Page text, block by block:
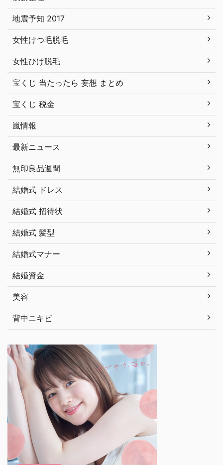
地震予知 2017
女性けつ毛脱毛
女性ひげ脱毛
宝くじ 当たったら 妄想 まとめ
宝くじ 税金
嵐情報
最新ニュース
無印良品週間
結婚式 ドレス
結婚式 招待状
結婚式 髪型
結婚式マナー
結婚資金
美容
背中ニキビ